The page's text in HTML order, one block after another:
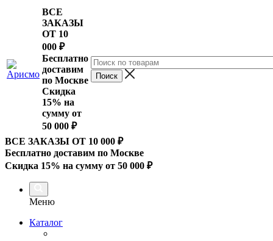
ВСЕ
ЗАКАЗЫ
ОТ 10
000 ₽
Бесплатно
доставим
по Москве
Скидка
15% на
сумму от
50 000 ₽
ВСЕ ЗАКАЗЫ ОТ 10 000 ₽
Бесплатно доставим по Москве
Скидка 15% на сумму от 50 000 ₽
Меню
Каталог